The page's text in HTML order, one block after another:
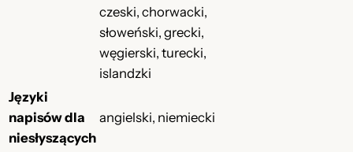
czeski, chorwacki,
słoweński, grecki,
węgierski, turecki,
islandzki
Języki
napisów dla
niesłyszących
angielski, niemiecki